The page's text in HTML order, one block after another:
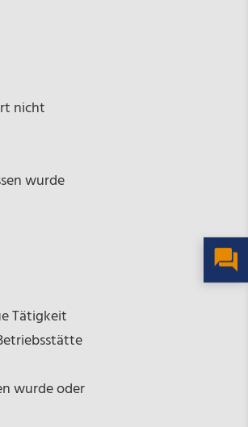
nicht
wurde
Tätigkeit
wurde oder